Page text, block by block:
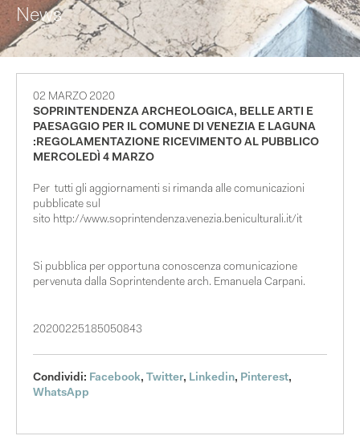
News
02 MARZO 2020
SOPRINTENDENZA ARCHEOLOGICA, BELLE ARTI E
PAESAGGIO PER IL COMUNE DI VENEZIA E LAGUNA
:REGOLAMENTAZIONE RICEVIMENTO AL PUBBLICO
MERCOLEDÌ 4 MARZO
Per tutti gli aggiornamenti si rimanda alle comunicazioni
pubblicate sul
sito http://www.soprintendenza.venezia.beniculturali.it/it
Si pubblica per opportuna conoscenza comunicazione
pervenuta dalla Soprintendente arch. Emanuela Carpani.
20200225185050843
Condividi: Facebook, Twitter, Linkedin, Pinterest,
WhatsApp